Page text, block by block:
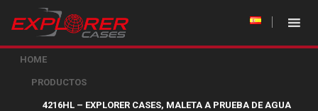
HOME
PRODUCTOS
4216HL – EXPLORER CASES, MALETA A PRUEBA DE AGUA